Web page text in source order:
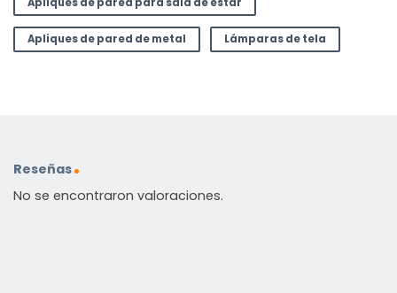
Apliques de pared de metal Lámparas de tela
Reseñas
No se encontraron valoraciones.